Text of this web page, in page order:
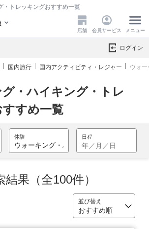
・トレッキングおすすめ一覧
店舗 会員サービス メニュー
ログイン
国内旅行 国内アクティビティ・レジャー ウォ
・ハイキング・トレ
すめ一覧
結果（全100件）